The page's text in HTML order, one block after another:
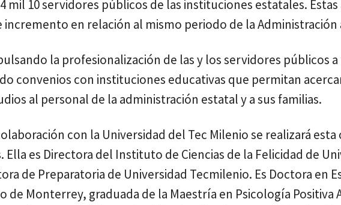
mil 10 servidores públicos de las instituciones estatales. Estas
en relación al mismo periodo de la
la profesionalización de las y los servidores públicos a
convenios con instituciones educativas que permitan
al personal de la administración estatal y a sus familias.
con la Universidad del Tec Milenio se realizará
Ella es Directora del Instituto de Ciencias de la Felicidad de
de Preparatoria de Universidad Tecmilenio. Es Doctora en
Monterrey, graduada de la Maestría en Psicología Positiva